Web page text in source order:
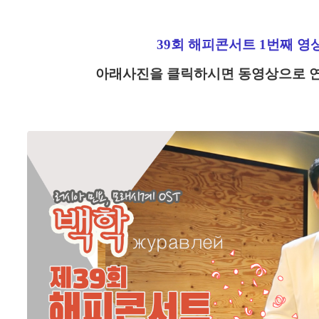
39회 해피콘서트 1번째 영
아래사진을 클릭하시면 동영상으로